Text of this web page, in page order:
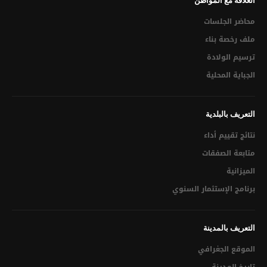
التراخيص الإقتصادية
قرار المصادقة على تقسيم
الميدان العمراني
البرنامج الإستثماري التشاركي عن بعد لسنة 2021
تحميل مطالب مختلفة
الجباية المحلية
الشفافية الإدارية
التنظيم الهيكلي للبلدية
محاضر الجلسات
ملف رخصة بناء
ترسيم الولادة
الجباية المحلية
التعريف بالبلدية
نتائج تقييم أداء
متابعة الصفقات
الميزانية
برنامج الإستثمار السنوي
التعريف بالمدينة
الموقع الجغرافي